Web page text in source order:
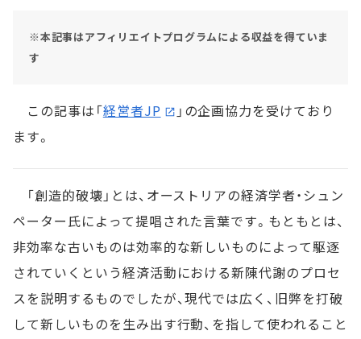
※本記事はアフィリエイトプログラムによる収益を得ていま
す
この記事は「経営者JP
」の企画協力を受けており
ます。
「創造的破壊」とは、オーストリアの経済学者・シュン
ペーター氏によって提唱された言葉です。もともとは、
非効率な古いものは効率的な新しいものによって駆逐
されていくという経済活動における新陳代謝のプロセ
スを説明するものでしたが、現代では広く、旧弊を打破
して新しいものを生み出す行動、を指して使われること